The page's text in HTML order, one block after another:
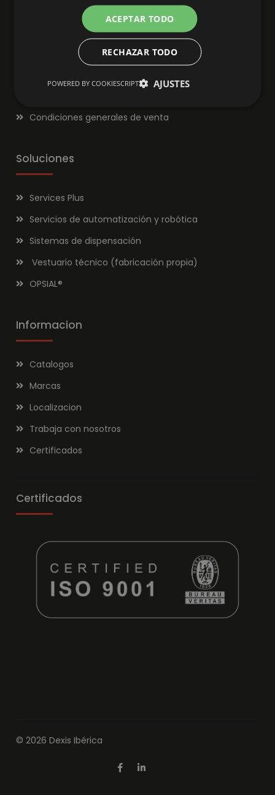
Condiciones generales de acceso
Política de privacidad
Condiciones generales de venta
Soluciones
Services Plus
Servicios de automatización y robótica
Sistemas de dispensación
Vestuario técnico (fabricación propia)
OPSIAL®
Informacion
Catalogos
Marcas
Localizacion
Trabaja con nosotros
Certificados
Certificados
© 2026 Dexis Ibérica
ACEPTAR TODO
RECHAZAR TODO
AJUSTES
POWERED BY COOKIESCRIPT